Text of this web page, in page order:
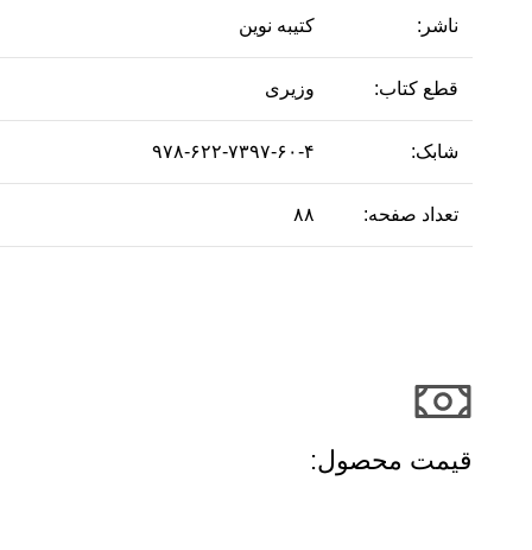
ناشر: کتیبه نوین
قطع کتاب: وزیری
شابک: ۹۷۸-۶۲۲-۷۳۹۷-۶۰-۴
تعداد صفحه: ۸۸
قیمت محصول:​